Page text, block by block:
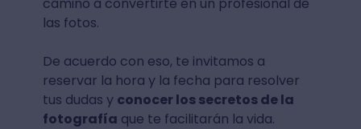
las fotos.
De acuerdo con eso, te invitamos a
reservar la hora y la fecha para resolver
tus dudas y conocer los secretos de la
fotografía que te facilitarán la vida.